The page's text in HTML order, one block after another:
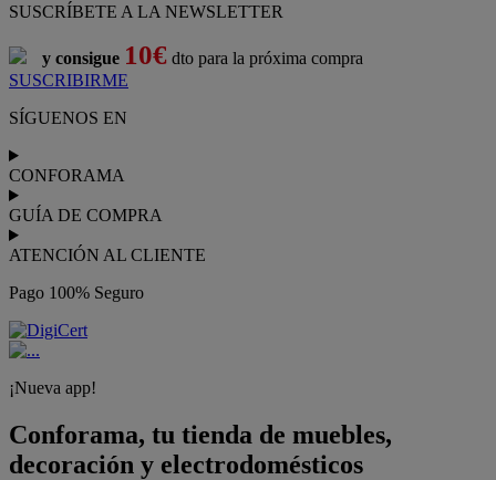
SUSCRÍBETE A LA NEWSLETTER
y consigue 10€ dto para la próxima compra
SUSCRIBIRME
SÍGUENOS EN
CONFORAMA
GUÍA DE COMPRA
ATENCIÓN AL CLIENTE
Pago 100% Seguro
¡Nueva app!
Conforama, tu tienda de muebles,
decoración y electrodomésticos